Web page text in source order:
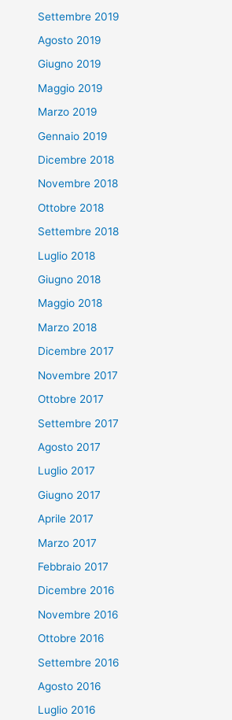
Settembre 2019
Agosto 2019
Giugno 2019
Maggio 2019
Marzo 2019
Gennaio 2019
Dicembre 2018
Novembre 2018
Ottobre 2018
Settembre 2018
Luglio 2018
Giugno 2018
Maggio 2018
Marzo 2018
Dicembre 2017
Novembre 2017
Ottobre 2017
Settembre 2017
Agosto 2017
Luglio 2017
Giugno 2017
Aprile 2017
Marzo 2017
Febbraio 2017
Dicembre 2016
Novembre 2016
Ottobre 2016
Settembre 2016
Agosto 2016
Luglio 2016